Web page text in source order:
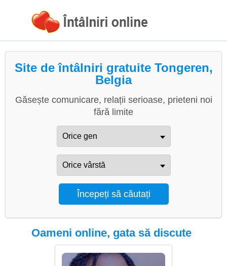
Site de întâlniri gratuite Tongeren,
Belgia
Găsește comunicare, relații serioase, prieteni noi
fără limite
Oameni online, gata să discute